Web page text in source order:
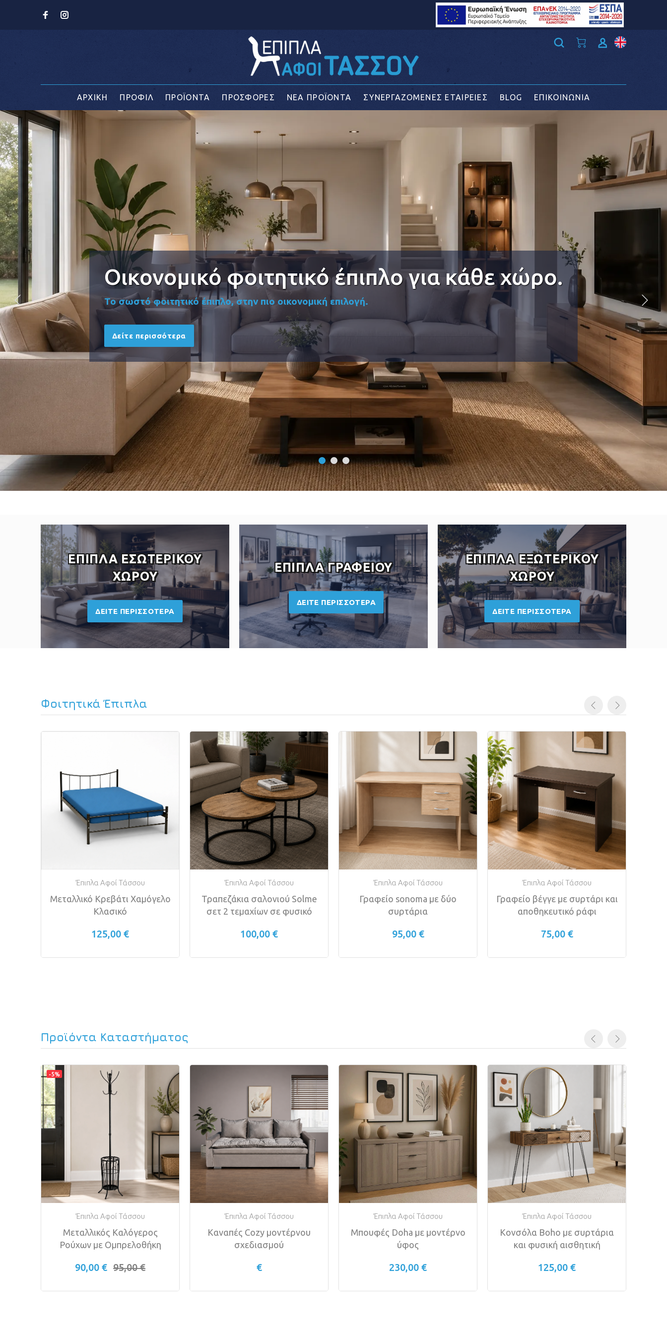
ΑΡΧΙΚΗ ΠΡΟΦΙΛ ΠΡΟΪΟΝΤΑ ΠΡΟΣΦΟΡΕΣ ΝΕΑ ΠΡΟΪΟΝΤΑ ΣΥΝΕΡΓΑΖΟΜΕΝΕΣ ΕΤΑΙΡΕΙΕΣ BLOG ΕΠΙΚΟΙΝΩΝΙΑ
Οικονομικό φοιτητικό έπιπλο για κάθε χώρο.
Το σωστό φοιτητικό έπιπλο, στην πιο οικονομική επιλογή.
Δείτε περισσότερα
ΕΠΙΠΛΑ ΕΣΩΤΕΡΙΚΟΥ
ΧΩΡΟΥ
ΔΕΙΤΕ ΠΕΡΙΣΣΟΤΕΡΑ
ΕΠΙΠΛΑ ΓΡΑΦΕΙΟΥ
< ΔΕΙΤΕ ΠΕΡΙΣΣΟΤΕΡΑ
ΕΠΙΠΛΑ ΕΞΩΤΕΡΙΚΟΥ
ΧΩΡΟΥ
ΔΕΙΤΕ ΠΕΡΙΣΣΟΤΕΡΑ
Φοιτητικά Έπιπλα
Έπιπλα Αφοί Τάσσου
Μεταλλικό Κρεβάτι Χαμόγελο
Κλασικό
125,00 €
Έπιπλα Αφοί Τάσσου
Τραπεζάκια σαλονιού Solme
σετ 2 τεμαχίων σε φυσικό
100,00 €
Έπιπλα Αφοί Τάσσου
Γραφείο sonoma με δύο
συρτάρια
95,00 €
Έπιπλα Αφοί Τάσσου
Γραφείο βέγγε με συρτάρι και
αποθηκευτικό ράφι
75,00 €
Προϊόντα Καταστήματος
-5%
Έπιπλα Αφοί Τάσσου
Μεταλλικός Καλόγερος
Ρούχων με Ομπρελοθήκη
90,00 € 95,00 €
Έπιπλα Αφοί Τάσσου
Καναπές Cozy μοντέρνου
σχεδιασμού
€
Έπιπλα Αφοί Τάσσου
Μπουφές Doha με μοντέρνο
ύφος
230,00 €
Έπιπλα Αφοί Τάσσου
Κονσόλα Boho με συρτάρια
και φυσική αισθητική
125,00 €